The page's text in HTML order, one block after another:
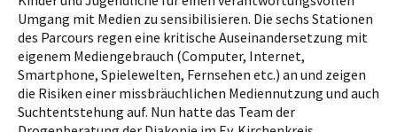
Umgang mit Medien zu sensibilisieren. Die sechs Stationen
des Parcours regen eine kritische Auseinandersetzung mit
eigenem Mediengebrauch (Computer, Internet,
Smartphone, Spielewelten, Fernsehen etc.) an und zeigen
die Risiken einer missbräuchlichen Mediennutzung und auch
Suchtentstehung auf. Nun hatte das Team der